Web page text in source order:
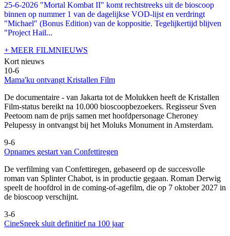
25-6-2026 "Mortal Kombat II" komt rechtstreeks uit de bioscoop
binnen op nummer 1 van de dagelijkse VOD-lijst en verdringt
"Michael" (Bonus Edition) van de koppositie. Tegelijkertijd blijven
"Project Hail...
+ MEER FILMNIEUWS
Kort nieuws
10-6
Mama'ku ontvangt Kristallen Film
De documentaire - van Jakarta tot de Molukken heeft de Kristallen
Film-status bereikt na 10.000 bioscoopbezoekers. Regisseur Sven
Peetoom nam de prijs samen met hoofdpersonage Cheroney
Pelupessy in ontvangst bij het Moluks Monument in Amsterdam.
9-6
Opnames gestart van Confettiregen
De verfilming van Confettiregen, gebaseerd op de succesvolle
roman van Splinter Chabot, is in productie gegaan. Roman Derwig
speelt de hoofdrol in de coming-of-agefilm, die op 7 oktober 2027 in
de bioscoop verschijnt.
3-6
CineSneek sluit definitief na 100 jaar